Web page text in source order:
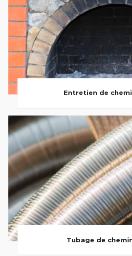
Entretien de
Tubage de